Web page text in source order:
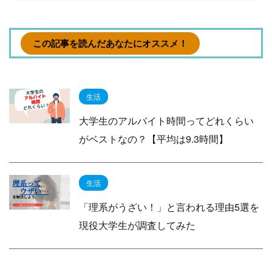
この記事を読んだあなたにオススメ！
生活
大学生のアルバイト時間ってどれくらい
がベストなの？【平均は9.3時間】
生活
「理系がうざい！」と言われる理由5選を
現役大学生が調査してみた